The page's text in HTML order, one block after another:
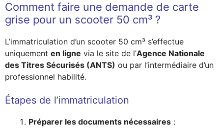
Comment faire une demande de carte
grise pour un scooter 50 cm³ ?
L’immatriculation d’un scooter 50 cm³ s’effectue
uniquement en ligne via le site de l’Agence Nationale
des Titres Sécurisés (ANTS) ou par l’intermédiaire d’un
professionnel habilité.
Étapes de l’immatriculation
Préparer les documents nécessaires :